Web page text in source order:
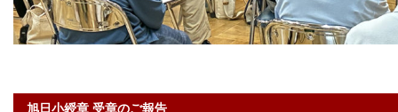
旭日小綬章 受章のご報告